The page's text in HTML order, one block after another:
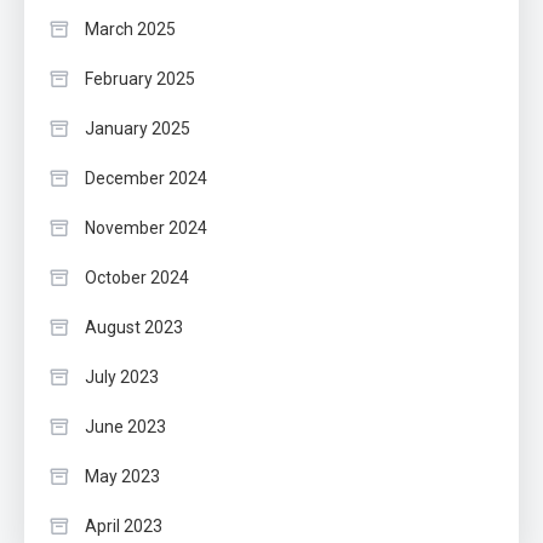
March 2025
February 2025
January 2025
December 2024
November 2024
October 2024
August 2023
July 2023
June 2023
May 2023
April 2023